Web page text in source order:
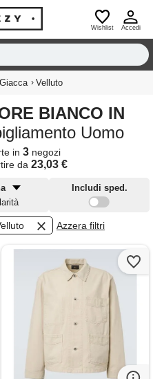
Wishlist Accedi
Giacca › Velluto
Uomo
in 3 negozi
da 23,03 €
Includi sped.
Azzera filtri